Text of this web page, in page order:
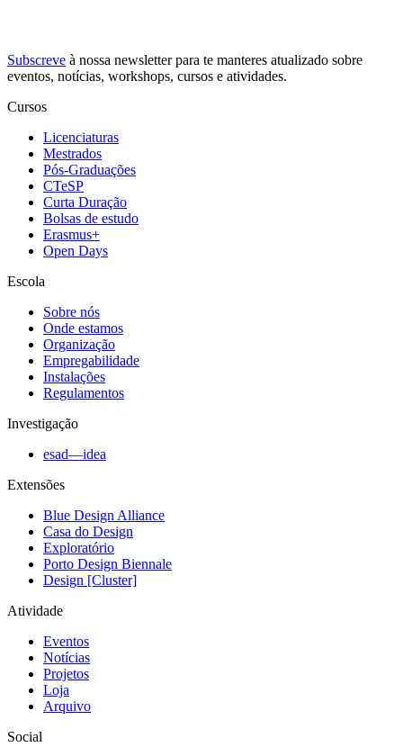
Subscreve à nossa newsletterpara te manteres atualizado sobre
eventos, notícias, workshops, cursos e atividades.
Cursos
Licenciaturas
Mestrados
Pós-Graduações
CTeSP
Curta Duração
Bolsas de estudo
Erasmus+
Open Days
Escola
Sobre nós
Onde estamos
Organização
Empregabilidade
Instalações
Regulamentos
Investigação
esad—idea
Extensões
Blue Design Alliance
Casa do Design
Exploratório
Porto Design Biennale
Design [Cluster]
Atividade
Eventos
Notícias
Projetos
Loja
Arquivo
Social